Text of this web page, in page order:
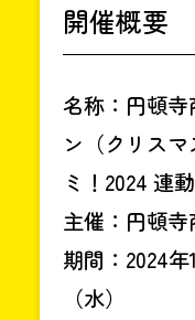
開催概要
名称：円頓
ン（クリス
ミ！2024 連
主催：円頓
期間：2024年
（水）